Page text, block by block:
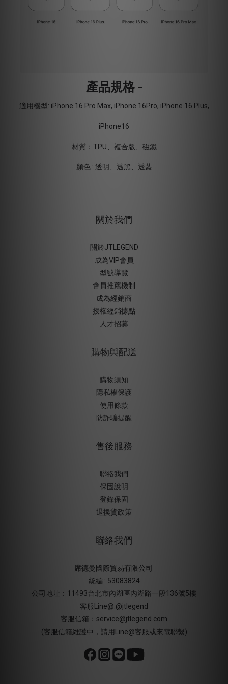
產品規格 -
適用機型: iPhone 16 Pro Max, iPhone 16Pro, iPhone 16 Plus,
iPhone16
材質：TPU、複合版、磁鐵
顏色 : 透明、透黑、透藍
關於我們
關於JTLEGEND
成為VIP會員
型號導覽
會員推薦機制
成為經銷商
授權經銷據點
人才招募
購物與配送
購物須知
隱私權保護
使用條款
防詐騙提醒
售後服務
聯絡我們
保固說明
登錄保固
退換貨政策
聯絡我們
席德曼國際貿易有限公司
統編 : 53083824
公司地址：11493台北市內湖區內湖路一段136號5樓
客服Line@:@jtlegend
客服信箱：service@jtlegend.com
(客服信箱維護中，請用Line@客服或來電聯繫)